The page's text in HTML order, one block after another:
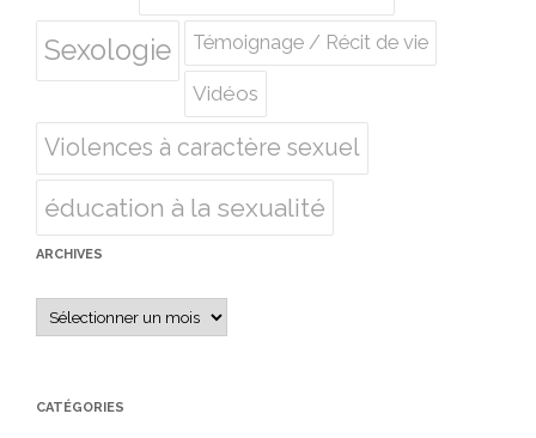
Sexologie Témoignage / Récit de vie
Vidéos
Violences à caractère sexuel
éducation à la sexualité
ARCHIVES
Archives
CATÉGORIES